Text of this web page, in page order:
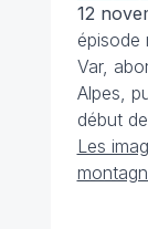
12
épisode
Var,
Alpes,
début
Les